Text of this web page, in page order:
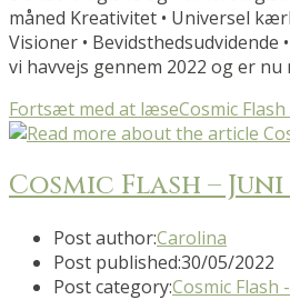
måned Kreativitet • Universel
Visioner • Bevidsthedsudvidende
vi havvejs gennem 2022 og er nu
Fortsæt med at læseCosmic
Cosmic Flash – Juni
Post author:Carolina
Post published:30/05/2022
Post category:Cosmic